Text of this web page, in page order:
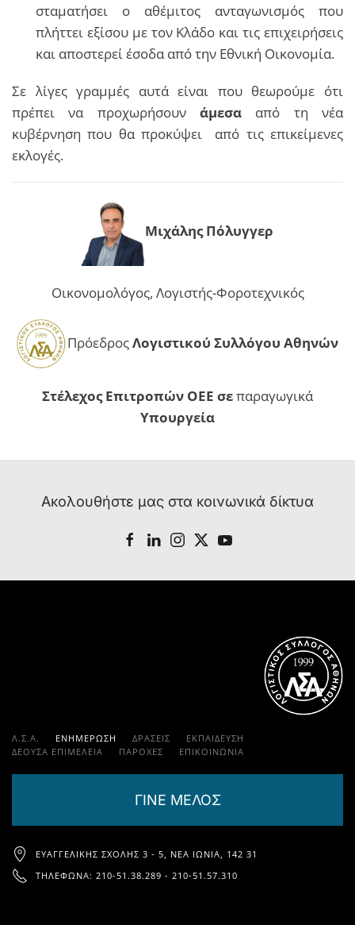
σταματήσει ο αθέμιτος ανταγωνισμός που
πλήττει εξίσου με τον Κλάδο και τις επιχειρήσεις
και αποστερεί έσοδα από την Εθνική Οικονομία.
Σε λίγες γραμμές αυτά είναι που θεωρούμε ότι
πρέπει να προχωρήσουν άμεσα από τη νέα
κυβέρνηση που θα προκύψει από τις επικείμενες
εκλογές.
Μιχάλης Πόλυγγερ
Οικονομολόγος, Λογιστής-Φοροτεχνικός
ΠρόεδροςΛογιστικού Συλλόγου Αθηνών
Στέλεχος Επιτροπών ΟΕΕ σεπαραγωγικά
Υπουργεία
Ακολουθήστε μας στα κοινωνικά δίκτυα
Λ.Σ.Α. ΕΝΗΜΕΡΩΣΗ ΔΡΑΣΕΙΣ
ΕΚΠΑΊΔΕΥΣΗ
ΔΕΟΥΣΑ ΕΠΙΜΕΛΕΙΑ
ΠΑΡΟΧΈΣ ΕΠΙΚΟΙΝΩΝΊΑ
ΓΙΝΕ ΜΕΛΟΣ
ΕΥΑΓΓΕΛΙΚΉΣ ΣΧΟΛΉΣ 3 - 5, ΝΈΑ ΙΩΝΊΑ, 142 31
ΤΗΛΈΦΩΝΑ: 210-51.38.289 - 210-51.57.310